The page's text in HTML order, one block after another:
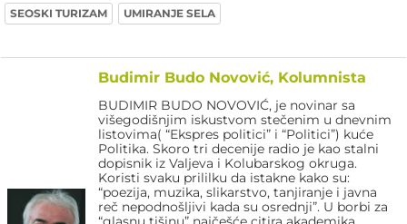
SEOSKI TURIZAM
UMIRANJE SELA
Budimir Budo Novović, Kolumnista
BUDIMIR BUDO NOVOVIĆ, je novinar sa
višegodišnjim iskustvom stečenim u dnevnim
listovima( “Ekspres politici” i “Politici”) kuće
Politika. Skoro tri decenije radio je kao stalni
dopisnik iz Valjeva i Kolubarskog okruga.
Koristi svaku prililku da istakne kako su:
“poezija, muzika, slikarstvo, tanjiranje i javna
reč nepodnošljivi kada su osrednji”. U borbi za